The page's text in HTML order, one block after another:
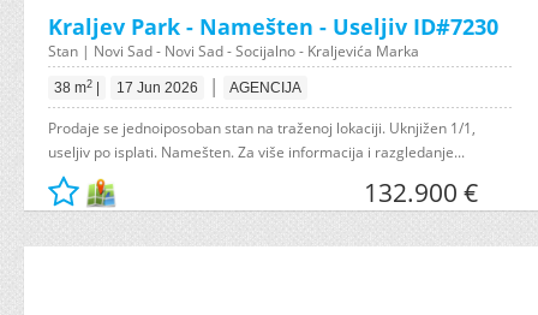
Kraljev Park - Namešten - Useljiv ID#7230
Stan | Novi Sad - Novi Sad - Socijalno - Kraljevića Marka
38 m2 17 Jun 2026 | AGENCIJA
Prodaje se jednoiposoban stan na traženoj lokaciji. Uknjižen 1/1,
useljiv po isplati. Namešten. Za više informacija i razgledanje...
132.900 €